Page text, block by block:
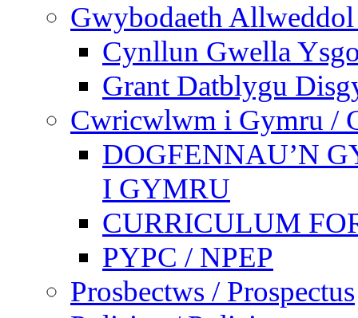
Gwybodaeth
Cynllun Gwella
Grant Datblygu
Cwricwlwm i Gymru /
DOGFENNAU’N
I GYMRU
CURRICULUM
PYPC / NPEP
Prosbectws / Prospectus